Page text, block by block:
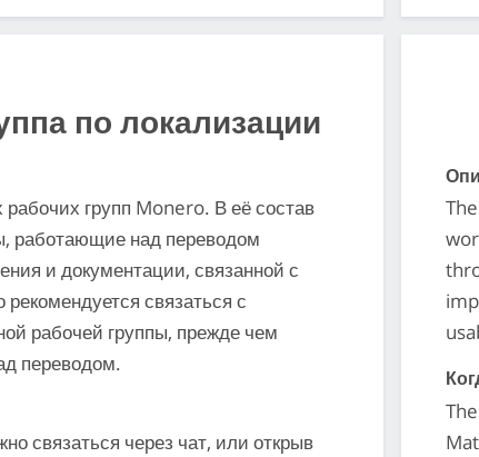
по локализации
групп Monero. В её состав
работающие над переводом
и документации, связанной с
связаться с
рабочей группы, прежде чем
переводом.
связаться через чат, или открыв